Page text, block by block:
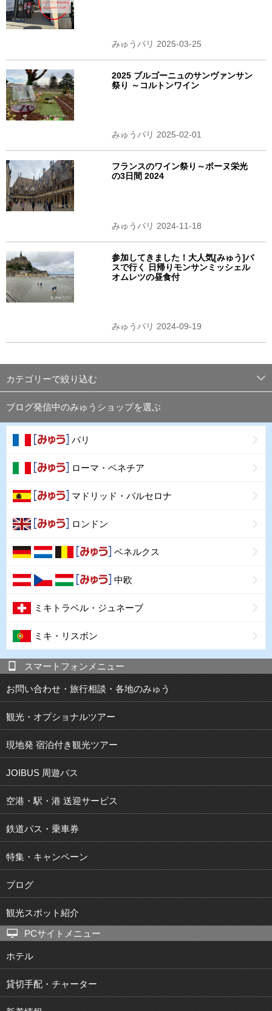
みゅうパリ 2025-03-25
2025 ブルゴーニュのサンヴァンサン
祭り ～コルトンワイン
みゅうパリ 2025-02-01
フランスのワイン祭り～ボーヌ栄光
の3日間 2024
みゅうパリ 2024-11-18
参加してきました！大人気[みゅう]バ
スで行く 日帰りモンサンミッシェル
オムレツの昼食付
みゅうパリ 2024-09-19
カテゴリーで絞り込む
ブログ発信中のみゅうショップを選ぶ
パリ
ローマ・ベネチア
マドリッド・バルセロナ
ロンドン
ベネルクス
中欧
ミキトラベル・ジュネーブ
ミキ・リスボン
スマートフォンメニュー
お問い合わせ・旅行相談・各地のみゅう
観光・オプショナルツアー
現地発 宿泊付き観光ツアー
JOIBUS 周遊バス
空港・駅・港 送迎サービス
鉄道パス・乗車券
特集・キャンペーン
ブログ
観光スポット紹介
PCサイトメニュー
ホテル
貸切手配・チャーター